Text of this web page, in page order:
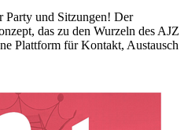
Party und Sitzungen! Der
das zu den Wurzeln des AJZ
Plattform für Kontakt, Austausch